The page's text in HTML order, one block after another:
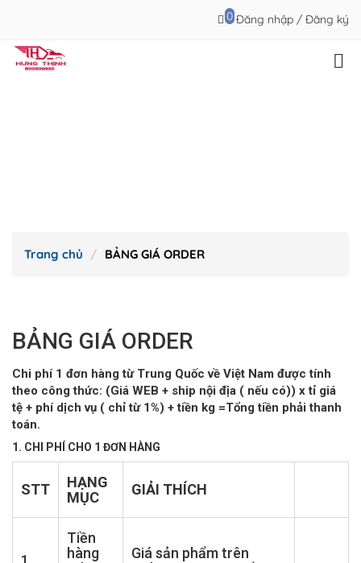
0 Đăng nhập / Đăng ký
Trang chủ BẢNG GIÁ ORDER
BẢNG GIÁ ORDER
Chi phí 1 đơn hàng từ Trung Quốc về Việt Nam được tính
theo công thức: (Giá WEB + ship nội địa ( nếu có)) x tỉ giá
tệ + phí dịch vụ ( chỉ từ 1%) + tiền kg =Tổng tiền phải thanh
toán.
1. CHI PHÍ CHO 1 ĐƠN HÀNG
STT
HẠNG
MỤC
GIẢI THÍCH
Tiền
hàng
Giá sản phẩm trên